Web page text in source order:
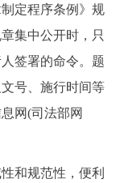
人文北京
视频北京
定程序条例》规
集中公开时，只
签署的命令。题
号、施行时间等
网(司法部网
和规范性，便利